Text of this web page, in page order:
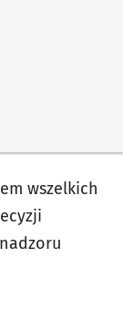
wszelkich